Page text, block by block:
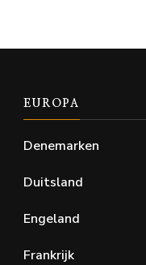
EUROPA
Denemarken
Duitsland
Engeland
Frankrijk